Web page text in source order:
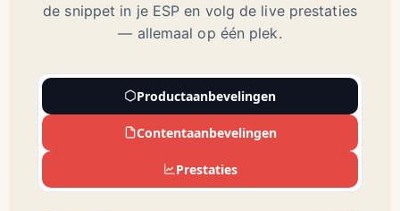
de snippet in je ESP en volg de live prestaties
— allemaal op één plek.
Productaanbevelingen
Contentaanbevelingen
Prestaties